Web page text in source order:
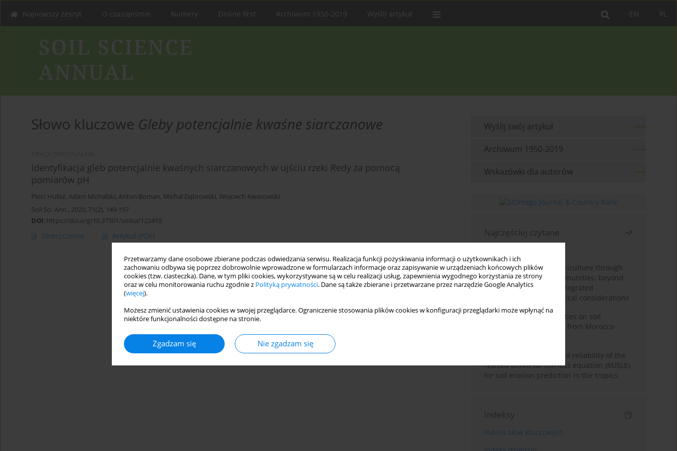
Przetwarzamy dane osobowe zbierane podczas odwiedzania serwisu. Realizacja funkcji pozyskiwania informacji o użytkownikach i ich
zachowaniu odbywa się poprzez dobrowolnie wprowadzone w formularzach informacje oraz zapisywanie w urządzeniach końcowych plików
cookies (tzw. ciasteczka). Dane, w tym pliki cookies, wykorzystywane są w celu realizacji usług, zapewnienia wygodnego korzystania ze strony
oraz w celu monitorowania ruchu zgodnie z Polityką prywatności. Dane są także zbierane i przetwarzane przez narzędzie Google Analytics
(więcej).
Możesz zmienić ustawienia cookies w swojej przeglądarce. Ograniczenie stosowania plików cookies w konfiguracji przeglądarki może wpłynąć na
niektóre funkcjonalności dostępne na stronie.
Zgadzam się Nie zgadzam się
PL
EN
Najnowszy zeszyt O czasopiśmie Numery Online first Archiwum 1950-2019 Wyślij artykuł
Słowo kluczowe Gleby potencjalnie kwaśne siarczanowe
Identyfikacja gleb potencjalnie kwaśnych siarczanowych w ujściu rzeki Redy za pomocą
pomiarów pH
Piotr Hulisz, Adam Michalski, Anton Boman, Michał Dąbrowski, Wojciech Kwasowski
Soil Sci. Ann., 2020, 71(2), 149-157
DOI: https://doi.org/10.37501/soilsa/122410
Streszczenie Artykuł (PDF)
Wyślij swój artykuł
Archiwum 1950-2019
Wskazówki dla autorów
Najczęściej czytane
Towards sustainable agriculture through
synthetic microbial communities: beyond
multifunctional roles, integrated
applications, and ecological considerations
Impacts of mining activities on soil
properties: case studies from Morocco
Revisiting the questioned reliability of the
revised universal soil loss equation (RUSLE)
for soil erosion prediction in the tropics
Indeksy
Indeks słów kluczowych